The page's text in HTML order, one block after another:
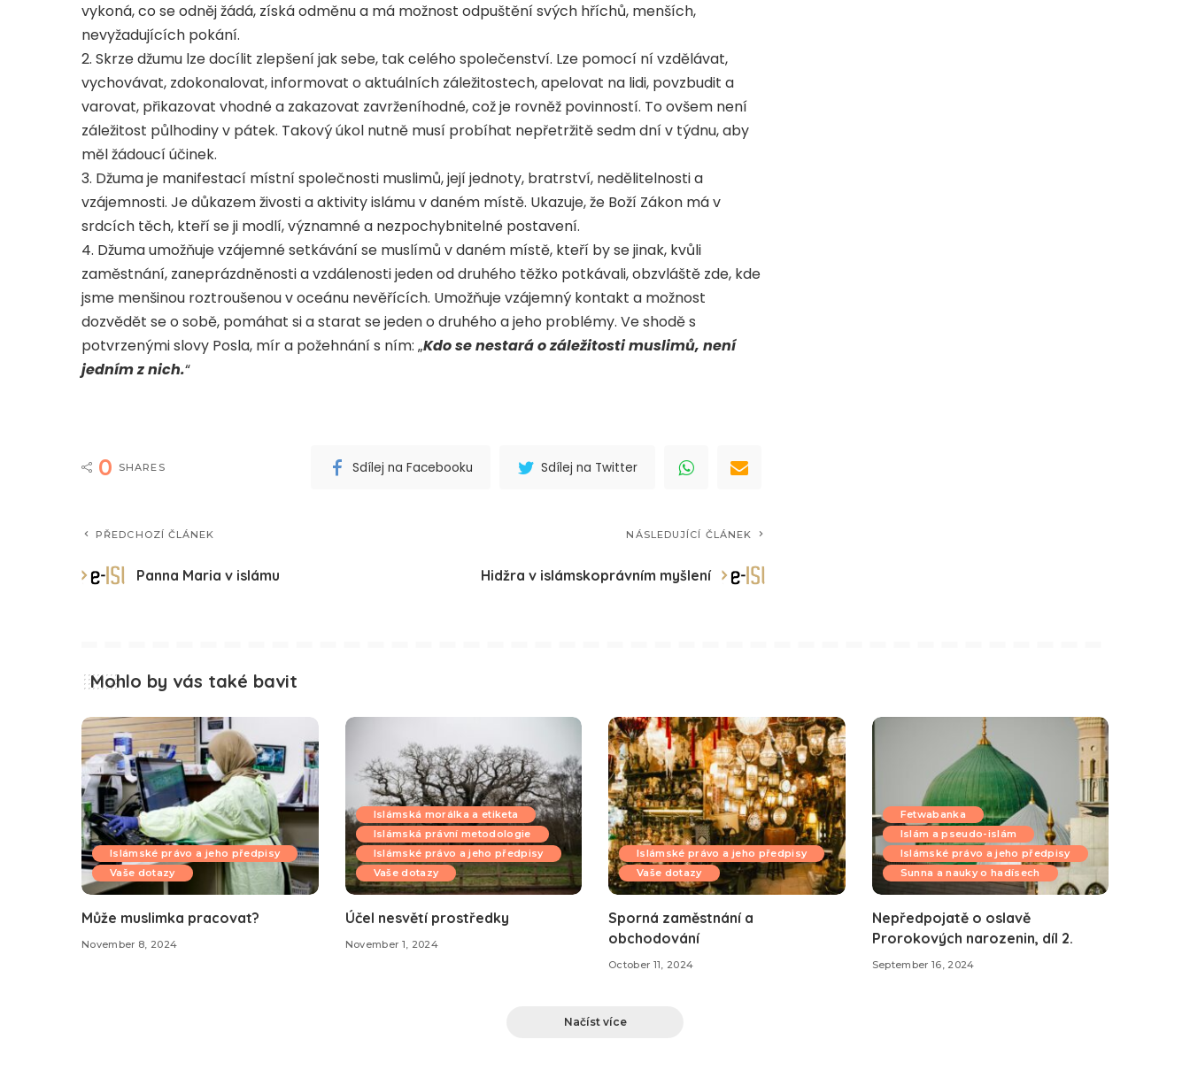
vykoná, co se odněj žádá, získá odměnu a má možnost odpuštění svých hříchů, menších,
nevyžadujících pokání.
2. Skrze džumu lze docílit zlepšení jak sebe, tak celého společenství. Lze pomocí ní vzdělávat,
vychovávat, zdokonalovat, informovat o aktuálních záležitostech, apelovat na lidi, povzbudit a
varovat, přikazovat vhodné a zakazovat zavrženíhodné, což je rovněž povinností. To ovšem není
záležitost půlhodiny v pátek. Takový úkol nutně musí probíhat nepřetržitě sedm dní v týdnu, aby
měl žádoucí účinek.
3. Džuma je manifestací místní společnosti muslimů, její jednoty, bratrství, nedělitelnosti a
vzájemnosti. Je důkazem živosti a aktivity islámu v daném místě. Ukazuje, že Boží Zákon má v
srdcích těch, kteří se ji modlí, významné a nezpochybnitelné postavení.
4. Džuma umožňuje vzájemné setkávání se muslímů v daném místě, kteří by se jinak, kvůli
zaměstnání, zaneprázdněnosti a vzdálenosti jeden od druhého těžko potkávali, obzvláště zde, kde
jsme menšinou roztroušenou v oceánu nevěřících. Umožňuje vzájemný kontakt a možnost
dozvědět se o sobě, pomáhat si a starat se jeden o druhého a jeho problémy. Ve shodě s
potvrzenými slovy Posla, mír a požehnání s ním: „Kdo se nestará o záležitosti muslimů, není
jedním z nich.“
0 SHARES Sdílej na Facebooku Sdílej na Twitter
PŘEDCHOZÍ ČLÁNEK
Panna Maria v islámu
NÁSLEDUJÍCÍ ČLÁNEK
Hidžra v islámskoprávním myšlení
Mohlo by vás také bavit
Islámské právo a jeho předpisy
Vaše dotazy
Může muslimka pracovat?
November 8, 2024
Islámská morálka a etiketa
Islámská právní metodologie
Islámské právo a jeho předpisy
Vaše dotazy
Účel nesvětí prostředky
November 1, 2024
Islámské právo a jeho předpisy
Vaše dotazy
Sporná zaměstnání a
obchodování
October 11, 2024
Fetwabanka
Islám a pseudo-islám
Islámské právo a jeho předpisy
Sunna a nauky o hadísech
Nepředpojatě o oslavě
Prorokových narozenin, díl 2.
September 16, 2024
Načíst více